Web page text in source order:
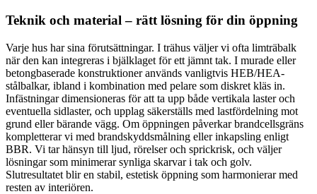
Teknik och material – rätt lösning för din öppning
Varje hus har sina förutsättningar. I trähus väljer vi ofta limträbalk
när den kan integreras i bjälklaget för ett jämnt tak. I murade eller
betongbaserade konstruktioner används vanligtvis HEB/HEA-
stålbalkar, ibland i kombination med pelare som diskret kläs in.
Infästningar dimensioneras för att ta upp både vertikala laster och
eventuella sidlaster, och upplag säkerställs med lastfördelning mot
grund eller bärande vägg. Om öppningen påverkar brandcellsgräns
kompletterar vi med brandskyddsmålning eller inkapsling enligt
BBR. Vi tar hänsyn till ljud, rörelser och sprickrisk, och väljer
lösningar som minimerar synliga skarvar i tak och golv.
Slutresultatet blir en stabil, estetisk öppning som harmonierar med
resten av interiören.